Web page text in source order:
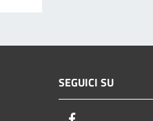
SEGUICI SU